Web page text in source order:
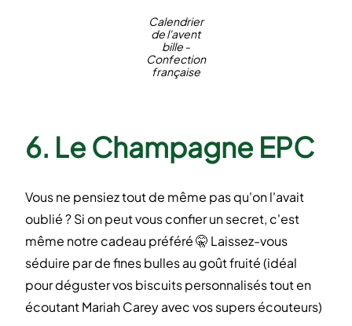
Calendrier
de l'avent
bille -
Confection
française
6. Le Champagne EPC
Vous ne pensiez tout de même pas qu'on l'avait
oublié ? Si on peut vous confier un secret, c'est
même notre cadeau préféré 🤫 Laissez-vous
séduire par de fines bulles au goût fruité (idéal
pour déguster vos biscuits personnalisés tout en
écoutant Mariah Carey avec vos supers écouteurs)